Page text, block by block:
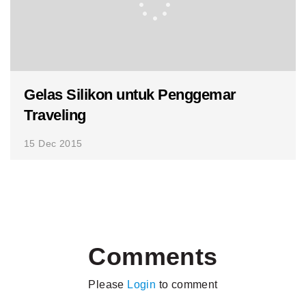
Gelas Silikon untuk Penggemar
Traveling
15 Dec 2015
Comments
Please Login to comment